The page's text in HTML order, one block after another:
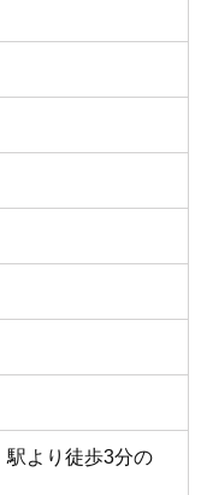
駅より徒歩3分の